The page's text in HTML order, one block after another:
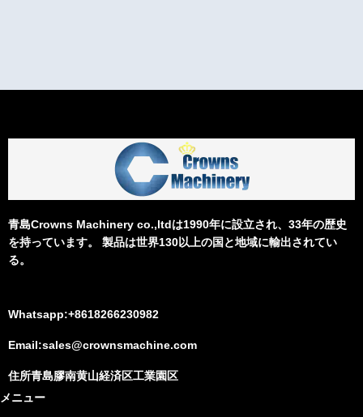
青島Crowns Machinery co.,ltdは1990年に設立され、33年の歴史
を持っています。 製品は世界130以上の国と地域に輸出されてい
る。
Whatsapp:+8618266230982
Email:sales@crownsmachine.com
住所青島膠南黄山経済区工業園区
メニュー